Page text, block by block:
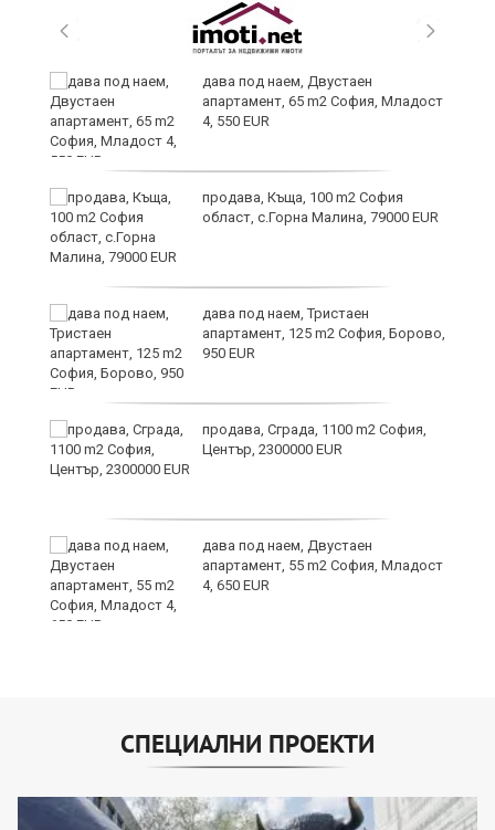
дава под наем, Двустаен
апартамент, 65 m2 София, Младост
4, 550 EUR
продава, Къща, 100 m2 София
област, с.Горна Малина, 79000 EUR
дава под наем, Тристаен
апартамент, 125 m2 София, Борово,
950 EUR
продава, Сграда, 1100 m2 София,
Център, 2300000 EUR
дава под наем, Двустаен
апартамент, 55 m2 София, Младост
4, 650 EUR
СПЕЦИАЛНИ ПРОЕКТИ